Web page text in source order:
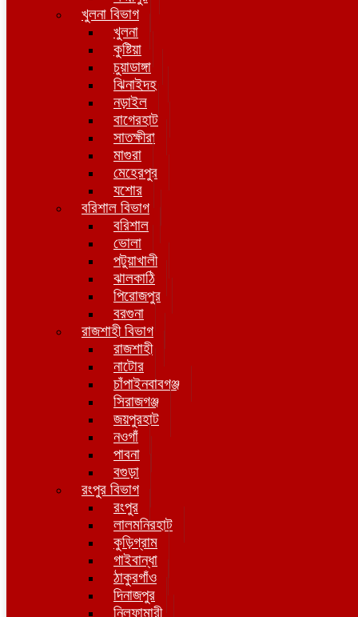
খুলনা বিভাগ
খুলনা
কুষ্টিয়া
চুয়াডাঙ্গা
ঝিনাইদহ
নড়াইল
বাগেরহাট
সাতক্ষীরা
মাগুরা
মেহেরপুর
যশোর
বরিশাল বিভাগ
বরিশাল
ভোলা
পটুয়াখালী
ঝালকাঠি
পিরোজপুর
বরগুনা
রাজশাহী বিভাগ
রাজশাহী
নাটোর
চাঁপাইনবাবগঞ্জ
সিরাজগঞ্জ
জয়পুরহাট
নওগাঁ
পাবনা
বগুড়া
রংপুর বিভাগ
রংপুর
লালমনিরহাট
কুড়িগ্রাম
গাইবান্ধা
ঠাকুরগাঁও
দিনাজপুর
নিলফামারী